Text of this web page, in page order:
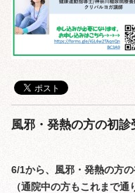
風邪・発熱の方の初
6/1から、風邪・発熱の方
（通院中の方もこれまで